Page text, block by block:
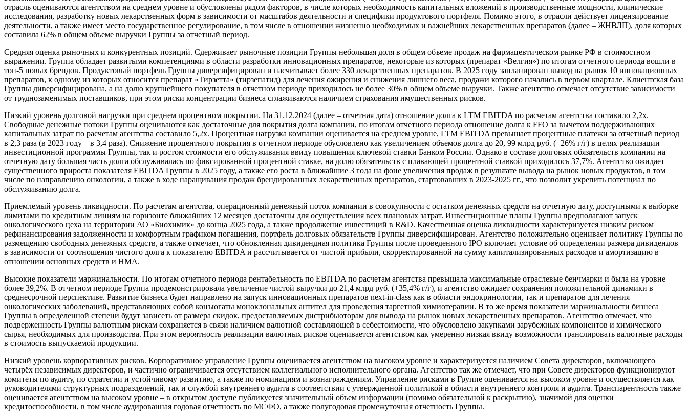
отрасль оцениваются агентством на среднем уровне и обусловлены рядом факторов, в числе которых необходимость капитальных вложений в производственные мощности, клинические
исследования, разработку новых лекарственных форм в зависимости от масштабов деятельности и специфики продуктового портфеля. Помимо этого, в отрасли действует лицензирование
деятельности, а также имеет место государственное регулирование, в том числе в отношении жизненно необходимых и важнейших лекарственных препаратов (далее – ЖНВЛП), доля которых
составила 62% в общем объеме выручки Группы за отчетный период.
Средняя оценка рыночных и конкурентных позиций. Сдерживает рыночные позиции Группы небольшая доля в общем объеме продаж на фармацевтическом рынке РФ в стоимостном
выражении. Группа обладает развитыми компетенциями в области разработки инновационных препаратов, некоторые из которых (препарат «Велгия») по итогам отчетного периода вошли в
топ-5 новых брендов. Продуктовый портфель Группы диверсифицирован и насчитывает более 330 лекарственных препаратов. В 2025 году запланирован вывод на рынок 10 инновационных
препаратов, к одному из которых относится препарат «Тирзетта» (тирзепатид) для лечения ожирения и снижения лишнего веса, продажи которого начались в первом квартале. Клиентская база
Группы диверсифицирована, а на долю крупнейшего покупателя в отчетном периоде приходилось не более 30% в общем объеме выручки. Также агентство отмечает отсутствие зависимости
от труднозаменимых поставщиков, при этом риски концентрации бизнеса сглаживаются наличием страхования имущественных рисков.
Низкий уровень долговой нагрузки при среднем процентном покрытии. На 31.12.2024 (далее – отчетная дата) отношение долга к LTM EBITDA по расчетам агентства составило 2,2х.
Свободные денежные потоки Группы оцениваются как достаточные для покрытия долга компании, по итогам отчетного периода отношение долга к FFO за вычетом поддерживающих
капитальных затрат по расчетам агентства составило 5,2х. Процентная нагрузка компании оценивается на среднем уровне, LTM EBITDA превышает процентные платежи за отчетный период
в 2,3 раза (в 2023 году – в 3,4 раза). Снижение процентного покрытия в отчетном периоде обусловлено как увеличением объемов долга до 20, 99 млрд руб. (+26% г/г) в целях реализации
инвестиционной программы Группы, так и ростом стоимости его обслуживания ввиду повышения ключевой ставки Банком России. Однако в составе долговых обязательств компании на
отчетную дату большая часть долга обслуживалась по фиксированной процентной ставке, на долю обязательств с плавающей процентной ставкой приходилось 37,7%. Агентство ожидает
существенного прироста показателя EBITDA Группы в 2025 году, а также его роста в ближайшие 3 года на фоне увеличения продаж в результате вывода на рынок новых продуктов, в том
числе по направлению онкологии, а также в ходе наращивания продаж брендированных лекарственных препаратов, стартовавших в 2023-2025 гг., что позволит укрепить потенциал по
обслуживанию долга.
Приемлемый уровень ликвидности. По расчетам агентства, операционный денежный поток компании в совокупности с остатком денежных средств на отчетную дату, доступными к выборке
лимитами по кредитным линиям на горизонте ближайших 12 месяцев достаточны для осуществления всех плановых затрат. Инвестиционные планы Группы предполагают запуск
онкологического цеха на территории АО «Биохимик» до конца 2025 года, а также продолжение инвестиций в R&D. Качественная оценка ликвидности характеризуется низким риском
рефинансирования задолженности и комфортным графиком погашения, портфель долговых обязательств Группы диверсифицирован. Агентство положительно оценивает политику Группы по
размещению свободных денежных средств, а также отмечает, что обновленная дивидендная политика Группы после проведенного IPO включает условие об определении размера дивидендов
в зависимости от соотношения чистого долга к показателю EBITDA и рассчитывается от чистой прибыли, скорректированной на сумму капитализированных расходов и амортизацию в
отношении основных средств и НМА.
Высокие показатели маржинальности. По итогам отчетного периода рентабельность по EBITDA по расчетам агентства превышала максимальные отраслевые бенчмарки и была на уровне
более 39,2%. В отчетном периоде Группа продемонстрировала увеличение чистой выручки до 21,4 млрд руб. (+35,4% г/г), и агентство ожидает сохранения положительной динамики в
среднесрочной перспективе. Развитие бизнеса будет направлено на запуск инновационных препаратов next-in-class как в области эндокринологии, так и препаратов для лечения
онкологических заболеваний, представляющих собой конъюгаты моноклональных антител для проведения таргетной химиотерапии. В то же время показатели маржинальности бизнеса
Группы в определенной степени будут зависеть от размера скидок, предоставляемых дистрибьюторам для вывода на рынок новых лекарственных препаратов. Агентство отмечает, что
подверженность Группы валютным рискам сохраняется в связи наличием валютной составляющей в себестоимости, что обусловлено закупками зарубежных компонентов и химического
сырья, необходимых для производства. При этом вероятность реализации валютных рисков оценивается агентством как умеренно низкая ввиду возможности транслировать валютные расходы
в стоимость выпускаемой продукции.
Низкий уровень корпоративных рисков. Корпоративное управление Группы оценивается агентством на высоком уровне и характеризуется наличием Совета директоров, включающего
четырёх независимых директоров, и частично ограничивается отсутствием коллегиального исполнительного органа. Агентство так же отмечает, что при Совете директоров функционируют
комитеты по аудиту, по стратегии и устойчивому развитию, а также по номинациям и вознаграждениям. Управление рисками в Группе оценивается на высоком уровне и осуществляется как
руководителями структурных подразделений, так и службой внутреннего аудита в соответствии с утвержденной политикой в области внутреннего контроля и аудита. Транспарентность также
оценивается агентством на высоком уровне – в открытом доступе публикуется значительный объем информации (помимо обязательной к раскрытию), значимой для оценки
кредитоспособности, в том числе аудированная годовая отчетность по МСФО, а также полугодовая промежуточная отчетность Группы.